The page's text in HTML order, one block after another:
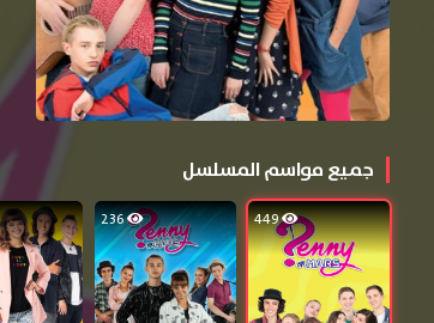
جميع مواسم المسلسل
449
236